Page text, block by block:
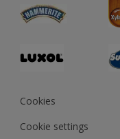
duluxpredajnafarieb.sk
Cookies
Cookie settings